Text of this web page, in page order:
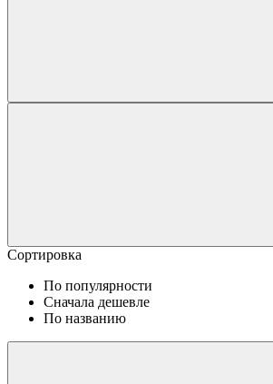
Сортировка
По популярности
Сначала дешевле
По названию